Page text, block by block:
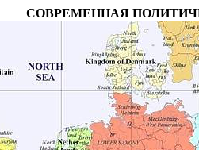
СОВРЕМЕННАЯ